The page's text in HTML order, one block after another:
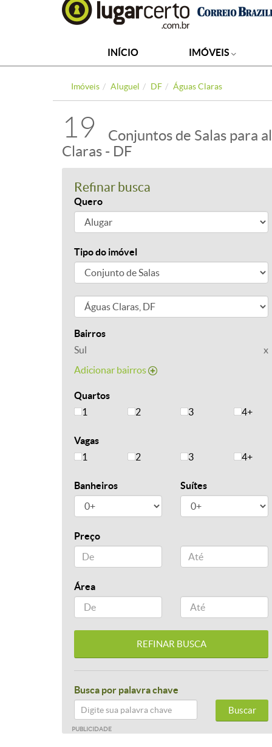
INÍCIO IMÓVEIS
Imóveis Aluguel DF Águas Claras
19
Conjuntos de Salas para
Claras - DF
Refinar busca
Quero
Tipo do imóvel
Bairros
Sul
x
Adicionar bairros
Quartos
1
2 3 4+
Vagas
1
2 3 4+
Banheiros Suítes
Preço
Área
Busca por palavra chave
Buscar
PUBLICIDADE